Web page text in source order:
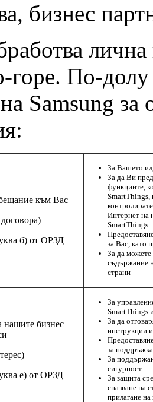
бизнес
горе. По-
Samsung за
към Вас
б) от ОРЗД
За Вашето
За да Ви
функциите,
SmartThings,
Интернет на
SmartThings
за Вас, като
За да можете
съдържание
страни
нашите бизнес
е) от ОРЗД
За
SmartThings
За да
инструкции
за
За
сигурност
За защита
спазване на
прилагане